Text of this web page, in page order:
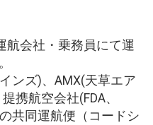
航会社・乗務員にて運
ンズ)、AMX(天草エア
携航空会社(FDA、
共同運航便（コードシ